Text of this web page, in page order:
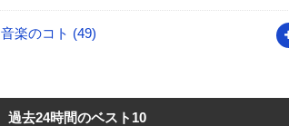
音楽のコト (49)
過去24時間のベスト10